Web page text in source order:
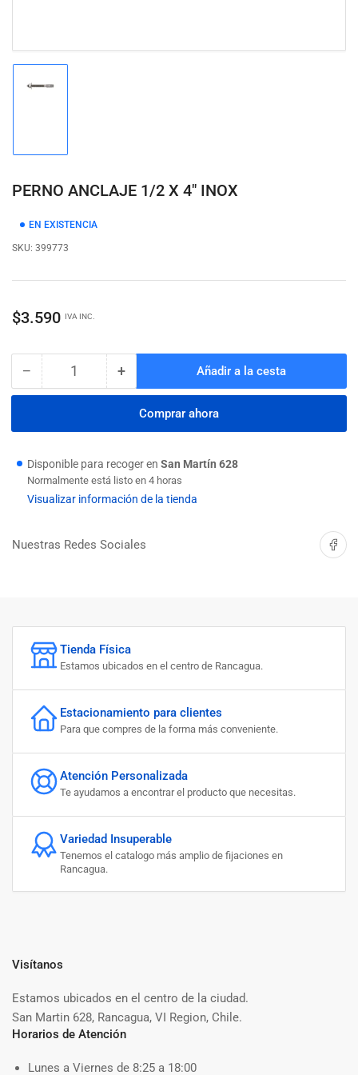
de
galería
PERNO ANCLAJE 1/2 X 4" INOX
EN EXISTENCIA
SKU: 399773
Precio
$3.590 IVA INC.
− Reducir
cantidad
PERNO
1/2
X
4&quot;
Cantidad +Aumentar
cantidad
para
PERNO
1/2
X
4&quot;
Añadir a la cesta
Comprar ahora
Disponible para recoger en San Martín 628
Normalmente está listo en 4 horas
Visualizar información de la tienda
Nuestras Redes Sociales Compartir
Tienda Física
Estamos ubicados en el centro de Rancagua.
Estacionamiento para clientes
Para que compres de la forma más conveniente.
Atención Personalizada
Te ayudamos a encontrar el producto que necesitas.
Variedad Insuperable
Tenemos el catalogo más amplio de fijaciones en
Rancagua.
Visítanos
Estamos ubicados en el centro de la ciudad.
San Martin 628, Rancagua, VI Region, Chile.
Horarios de Atención
Lunes a Viernes de 8:25 a 18:00